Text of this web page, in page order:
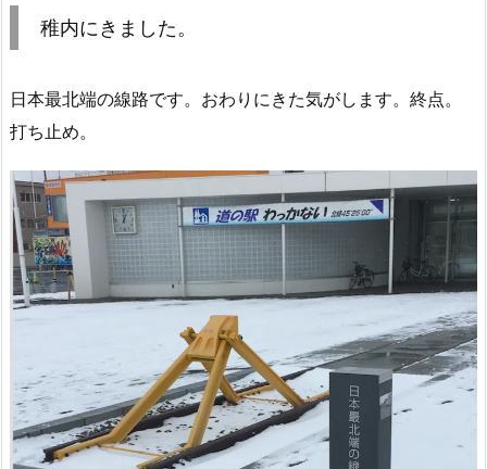
稚内にきました。
日本最北端の線路です。おわりにきた気がします。終点。
打ち止め。